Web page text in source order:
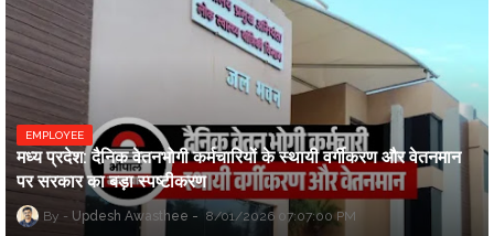
EMPLOYEE
मध्य प्रदेश: दैनिक वेतनभोगी कर्मचारियों के स्थायी वर्गीकरण और वेतनमान
पर सरकार का बड़ा स्पष्टीकरण
Updesh Awasthee 8/01/2026 07:07:00 PM